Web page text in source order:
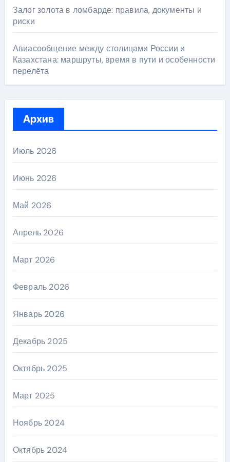
Залог золота в ломбарде: правила, документы и
риски
Авиасообщение между столицами России и
Казахстана: маршруты, время в пути и особенности
перелёта
Архив
Июль 2026
Июнь 2026
Май 2026
Апрель 2026
Март 2026
Февраль 2026
Январь 2026
Декабрь 2025
Октябрь 2025
Март 2025
Ноябрь 2024
Октябрь 2024